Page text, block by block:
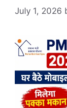
July 1, 2026